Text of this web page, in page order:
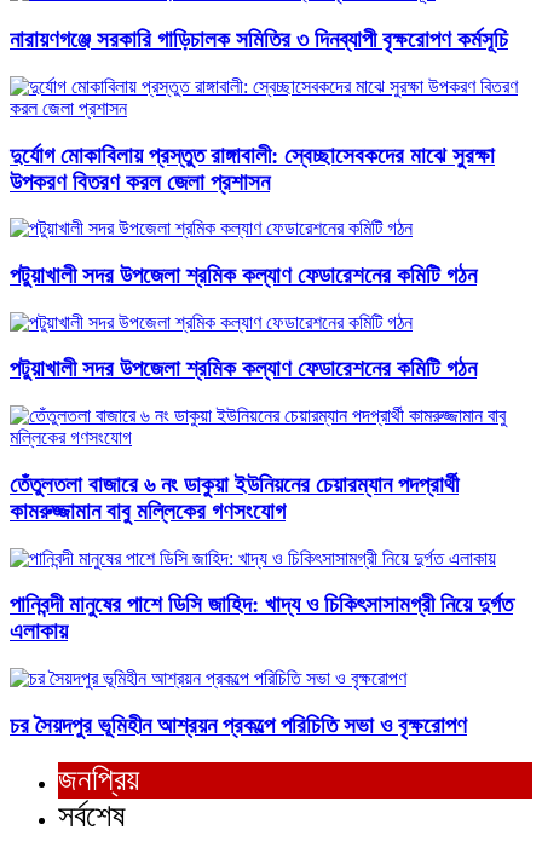
নারায়ণগঞ্জে সরকারি গাড়িচালক সমিতির ৩ দিনব্যাপী বৃক্ষরোপণ কর্মসূচি
​দুর্যোগ মোকাবিলায় প্রস্তুত রাঙ্গাবালী: স্বেচ্ছাসেবকদের মাঝে সুরক্ষা
উপকরণ বিতরণ করল জেলা প্রশাসন
পটুয়াখালী সদর উপজেলা শ্রমিক কল্যাণ ফেডারেশনের কমিটি গঠন
পটুয়াখালী সদর উপজেলা শ্রমিক কল্যাণ ফেডারেশনের কমিটি গঠন
তেঁতুলতলা বাজারে ৬ নং ডাকুয়া ইউনিয়নের চেয়ারম্যান পদপ্রার্থী
কামরুজ্জামান বাবু মল্লিকের গণসংযোগ
পানিবন্দী মানুষের পাশে ডিসি জাহিদ: খাদ্য ও চিকিৎসাসামগ্রী নিয়ে দুর্গত
এলাকায়
চর সৈয়দপুর ভূমিহীন আশ্রয়ন প্রকল্পে পরিচিতি সভা ও বৃক্ষরোপণ
জনপ্রিয়
সর্বশেষ